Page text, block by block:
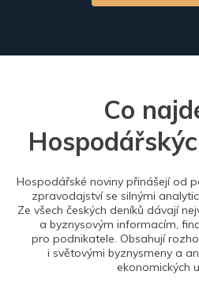
Co
Hospodářské noviny přinášejí od
zpravodajství se silnými
Ze všech českých deníků dávají
a byznysovým informacím,
pro podnikatele. Obsahují
i světovými byznysmeny a
ekonomických